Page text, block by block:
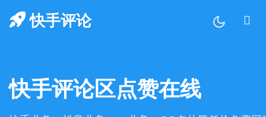
快手评论
快手评论区点赞在线